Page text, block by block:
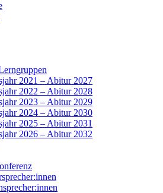
2021 – Abitur 2027
2022 – Abitur 2028
2023 – Abitur 2029
2024 – Abitur 2030
2025 – Abitur 2031
2026 – Abitur 2032